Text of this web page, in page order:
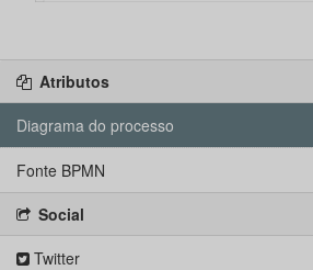
Atributos
Diagrama do processo
Fonte BPMN
Social
Twitter